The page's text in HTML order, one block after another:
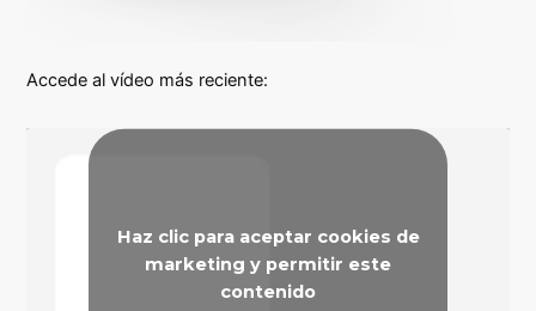
Accede al vídeo más reciente:
Haz clic para aceptar cookies de
marketing y permitir este
contenido